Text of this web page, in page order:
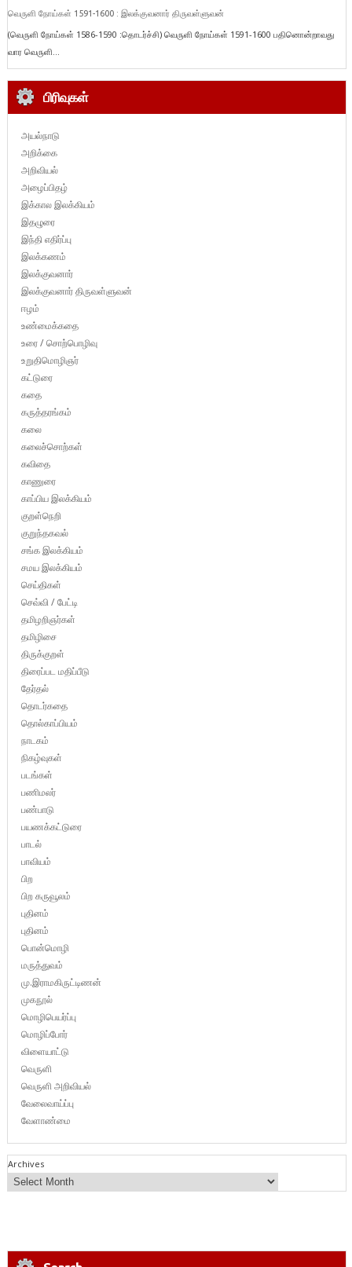
வெருளி நோய்கள் 1591-1600 : இலக்குவனார் திருவள்ளுவன்
(வெருளி நோய்கள் 1586-1590 :தொடர்ச்சி) வெருளி நோய்கள் 1591-1600 பதினொன்றாவது
வார வெருளி...
பிரிவுகள்
அயல்நாடு
அறிக்கை
அறிவியல்
அழைப்பிதழ்
இக்கால இலக்கியம்
இதழுரை
இந்தி எதிர்ப்பு
இலக்கணம்
இலக்குவனார்
இலக்குவனார் திருவள்ளுவன்
ஈழம்
உண்மைக்கதை
உரை / சொற்பொழிவு
உறுதிமொழிஞர்
கட்டுரை
கதை
கருத்தரங்கம்
கலை
கலைச்சொற்கள்
கவிதை
காணுரை
காப்பிய இலக்கியம்
குறள்நெறி
குறுந்தகவல்
சங்க இலக்கியம்
சமய இலக்கியம்
செய்திகள்
செவ்வி / பேட்டி
தமிழறிஞர்கள்
தமிழிசை
திருக்குறள்
திரைப்பட மதிப்பீடு
தேர்தல்
தொடர்கதை
தொல்காப்பியம்
நாடகம்
நிகழ்வுகள்
படங்கள்
பணிமலர்
பண்பாடு
பயணக்கட்டுரை
பாடல்
பாவியம்
பிற
பிற கருவூலம்
புதினம்
புதினம்
பொன்மொழி
மருத்துவம்
மு.இராமகிருட்டிணன்
முகநூல்
மொழிபெயர்ப்பு
மொழிப்போர்
விளையாட்டு
வெருளி
வெருளி அறிவியல்
வேலைவாய்ப்பு
வேளாண்மை
Archives